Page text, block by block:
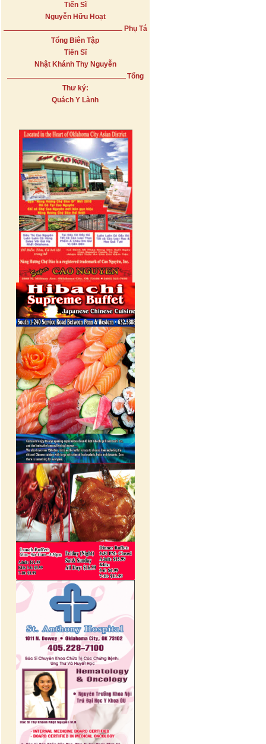
Tiến Sĩ
Nguyễn Hữu Hoạt
Phụ Tá
Tổng Biên Tập
Tiến Sĩ
Nhật Khánh Thy Nguyễn
Tổng
Thư ký:
Quách Y Lành